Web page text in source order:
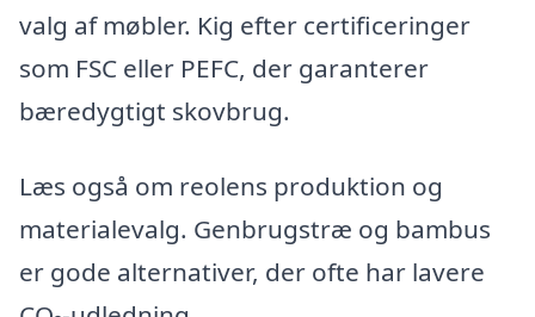
valg af møbler. Kig efter certificeringer
som FSC eller PEFC, der garanterer
bæredygtigt skovbrug.
Læs også om reolens produktion og
materialevalg. Genbrugstræ og bambus
er gode alternativer, der ofte har lavere